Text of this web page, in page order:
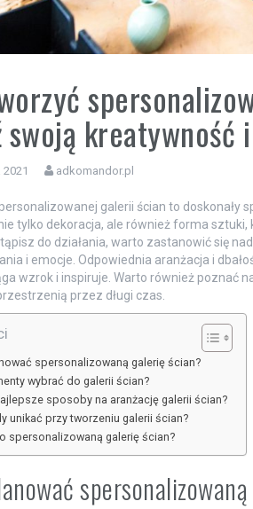
swoją kreatywność
adkomandor.pl
galerii ścian to doskonały
tylko dekoracja, ale również forma
do działania, warto zastanowić się
i emocje. Odpowiednia aranżacja i
wzrok i inspiruje. Warto również poznać
przez długi czas.
spersonalizowaną galerię ścian?
wybrać do galerii ścian?
sposoby na aranżację galerii ścian?
unikać przy tworzeniu galerii ścian?
spersonalizowaną galerię ścian?